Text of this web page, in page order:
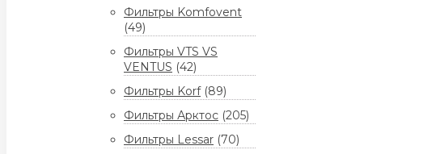
Фильтры Komfovent
(49)
Фильтры VTS VS
VENTUS (42)
Фильтры Korf (89)
Фильтры Арктос (205)
Фильтры Lessar (70)